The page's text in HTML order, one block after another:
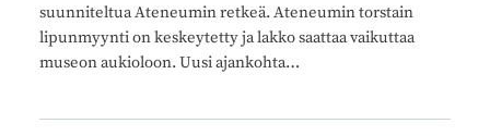
suunniteltua Ateneumin retkeä. Ateneumin torstain
lipunmyynti on keskeytetty ja lakko saattaa vaikuttaa
museon aukioloon. Uusi ajankohta…